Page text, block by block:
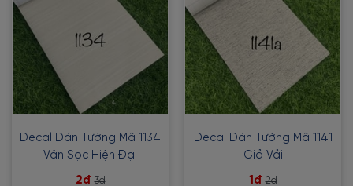
Decal Dán Tường Mã 1134
Vân Sọc Hiện Đại
2đ 3đ
Decal Dán Tường Mã 1141
Giả Vải
1đ 2đ